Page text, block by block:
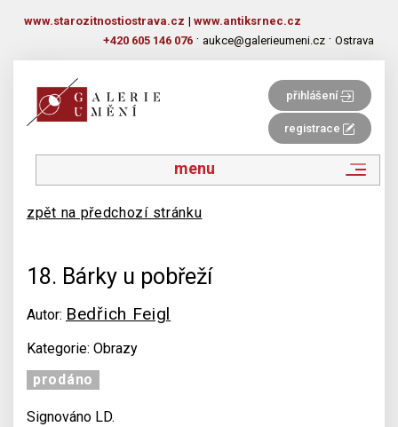
www.starozitnostiostrava.cz | www.antiksrnec.cz
+420 605 146 076 · aukce@galerieumeni.cz · Ostrava
přihlášení
registrace
menu
zpět na předchozí stránku
18. Bárky u pobřeží
Autor: Bedřich Feigl
Kategorie: Obrazy
prodáno
Signováno LD.